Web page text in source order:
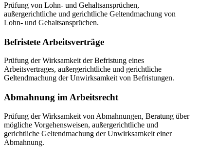
Prüfung von Lohn- und Gehaltsansprüchen,
außergerichtliche und gerichtliche Geltendmachung von
Lohn- und Gehaltsansprüchen.
Befristete Arbeitsverträge
Prüfung der Wirksamkeit der Befristung eines
Arbeitsvertrages, außergerichtliche und gerichtliche
Geltendmachung der Unwirksamkeit von Befristungen.
Abmahnung im Arbeitsrecht
Prüfung der Wirksamkeit von Abmahnungen, Beratung über
mögliche Vorgehensweisen, außergerichtliche und
gerichtliche Geltendmachung der Unwirksamkeit einer
Abmahnung.